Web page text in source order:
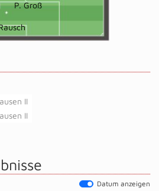
P. Groß
II
II
Datum anzeigen